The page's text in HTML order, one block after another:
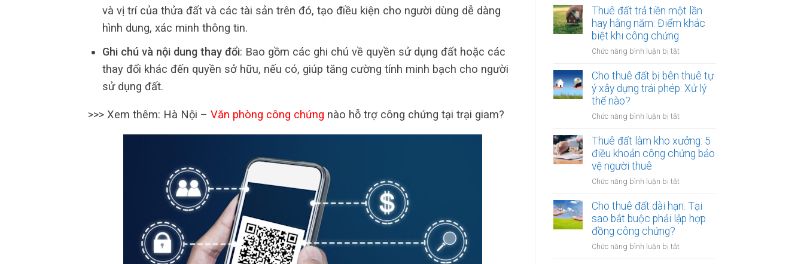
và vị trí của thửa đất và các tài sản trên đó, tạo điều kiện cho người dùng dễ dàng
hình dung, xác minh thông tin.
Ghi chú và nội dung thay đổi: Bao gồm các ghi chú về quyền sử dụng đất hoặc các
thay đổi khác đến quyền sở hữu, nếu có, giúp tăng cường tính minh bạch cho người
sử dụng đất.
>>> Xem thêm: Hà Nội – Văn phòng công chứng nào hỗ trợ công chứng tại trại giam?
có
phải
kiện
chào
hành
sản
mã
Thuê đất trả tiền một lần
hay hằng năm: Điểm khác
biệt khi công chứng
Chức năng bình luận bị tắt
đất
trả
lần
hằng
năm:
công
chứng
Cho thuê đất bị bên thuê tự
ý xây dựng trái phép: Xử lý
thế nào?
Chức năng bình luận bị tắt
thuê
đất
thuê
ý
xây
Thuê đất làm kho xưởng: 5
điều khoản công chứng bảo
vệ người thuê
Chức năng bình luận bị tắt
đất
làm
kho
5
Cho thuê đất dài hạn: Tại
sao bắt buộc phải lập hợp
đồng công chứng?
Chức năng bình luận bị tắt